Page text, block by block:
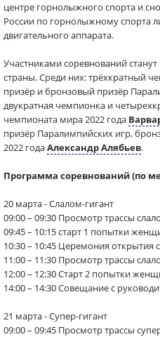
центре горнолыжного спорта и
России по горнолыжному спорта
двигательного аппарата.
Участниками соревнований
страны. Среди них: трёхкратный
призёр и бронзовый призёр
двукратная чемпионка и
чемпионата мира 2022 года
призёр Паралимпийских игр,
2022 годаАлександр Алябьев.
Программа соревнований (по
20 марта - Слалом-гигант
09:00 – 09:30 Просмотр трассы
09:45 – 10:15 старт 1 попытки
10:30 – 10:45 Церемония открытия
11:00 – 11:30 Просмотр трассы
12:00 – 12:30 Старт 2 попытки
14:00 – 14:30 Совещание с
21 марта - Супер-гигант
09:00 – 09:45 Просмотр трассы